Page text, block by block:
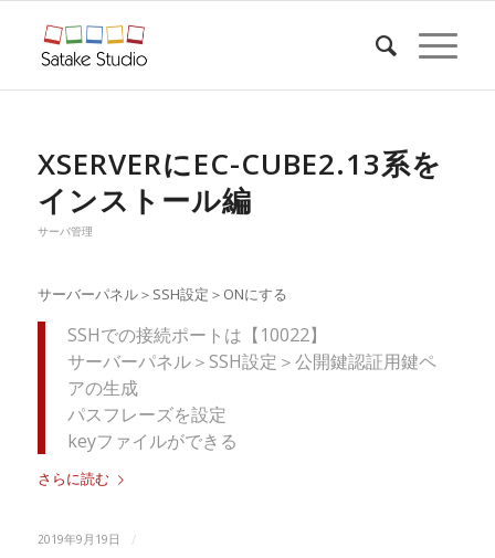
XSERVERにEC-CUBE2.13系を
インストール編
サーバ管理
サーバーパネル＞SSH設定＞ONにする
SSHでの接続ポートは【10022】
サーバーパネル＞SSH設定＞公開鍵認証用鍵ペ
アの生成
パスフレーズを設定
keyファイルができる
さらに読む
2019年9月19日 /